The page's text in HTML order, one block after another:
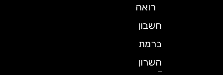
רואה
חשבון
ברמת
השרון